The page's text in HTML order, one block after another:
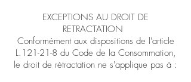
EXCEPTIONS AU DROIT DE
RETRACTATION
Conformément aux dispositions de l'article
L.121-21-8 du Code de la Consommation,
le droit de rétractation ne s'applique pas à :